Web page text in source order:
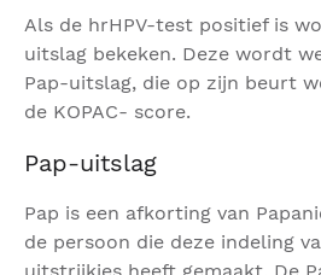
Als de hrHPV-test positief is
uitslag bekeken. Deze wordt
Pap-uitslag, die op zijn beurt
de KOPAC- score.
Pap-uitslag
Pap is een afkorting van
de persoon die deze indeling